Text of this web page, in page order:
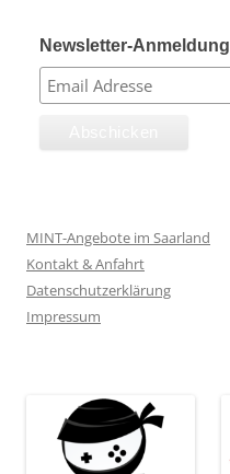
Newsletter-Anmeldung
MINT-Angebote im Saarland
Kontakt & Anfahrt
Datenschutzerklärung
Impressum